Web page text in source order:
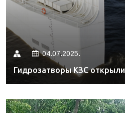
04.07.2025.
Гидрозатворы КЗС открыли